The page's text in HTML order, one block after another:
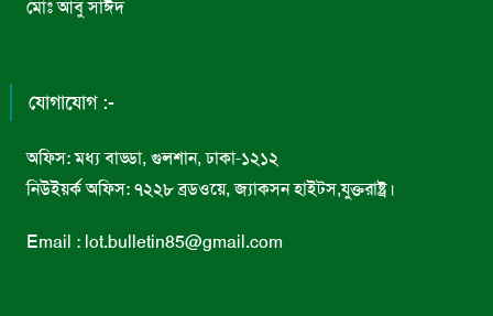
মোঃ আবু সাঈদ
যোগাযোগ :-
অফিস: মধ্য বাড্ডা, গুলশান, ঢাকা-১২১২
নিউইয়র্ক অফিস: ৭২২৮ ব্রডওয়ে, জ্যাকসন হাইটস,যুক্তরাষ্ট্র।
Email : lot.bulletin85@gmail.com